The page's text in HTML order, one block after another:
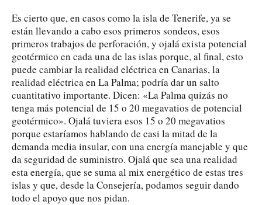
Es cierto que, en casos como la isla de Tenerife, ya se
están llevando a cabo esos primeros sondeos, esos
primeros trabajos de perforación, y ojalá exista potencial
geotérmico en cada una de las islas porque, al final, esto
puede cambiar la realidad eléctrica en Canarias, la
realidad eléctrica en La Palma; podría dar un salto
cuantitativo importante. Dicen: «La Palma quizás no
tenga más potencial de 15 o 20 megavatios de potencial
geotérmico». Ojalá tuviera esos 15 o 20 megavatios
porque estaríamos hablando de casi la mitad de la
demanda media insular, con una energía manejable y que
da seguridad de suministro. Ojalá que sea una realidad
esta energía, que se suma al mix energético de estas tres
islas y que, desde la Consejería, podamos seguir dando
todo el apoyo que nos pidan.